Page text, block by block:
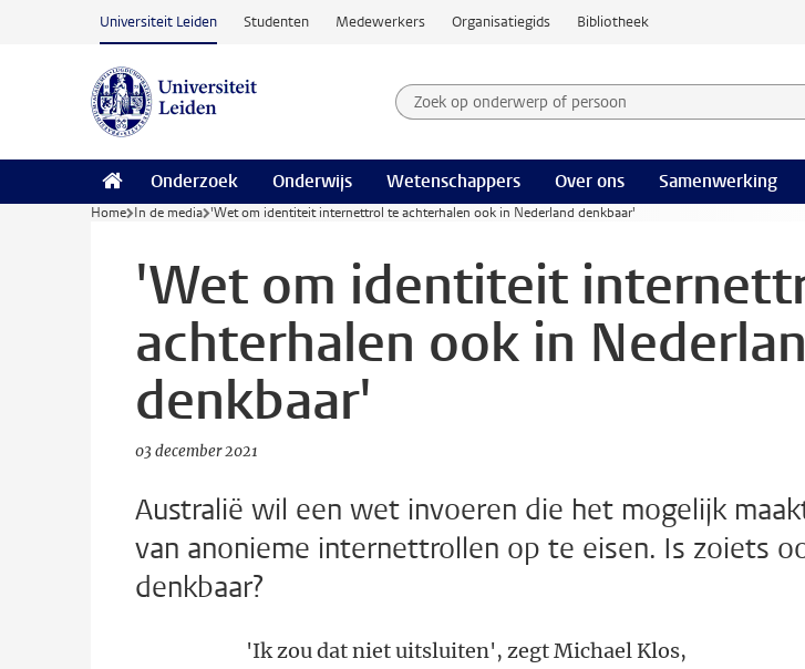
Ga naar hoofdinhoud
Universiteit Leiden Studenten Medewerkers Organisatiegids Bibliotheek
Zoek op onderwerp of persoon en
Zoekterm
Onderzoek Onderwijs Wetenschappers Over ons Samenwerking
Home In de media 'Wet om identiteit internettrol te achterhalen ook in Nederland denkbaar'
'Wet om identiteit
achterhalen ook in
denkbaar'
03 december 2021
Australië wil een wet invoeren die het mogelijk
van anonieme internettrollen op te eisen. Is zoiets
denkbaar?
'Ik zou dat niet uitsluiten', zegt Michael Klos,